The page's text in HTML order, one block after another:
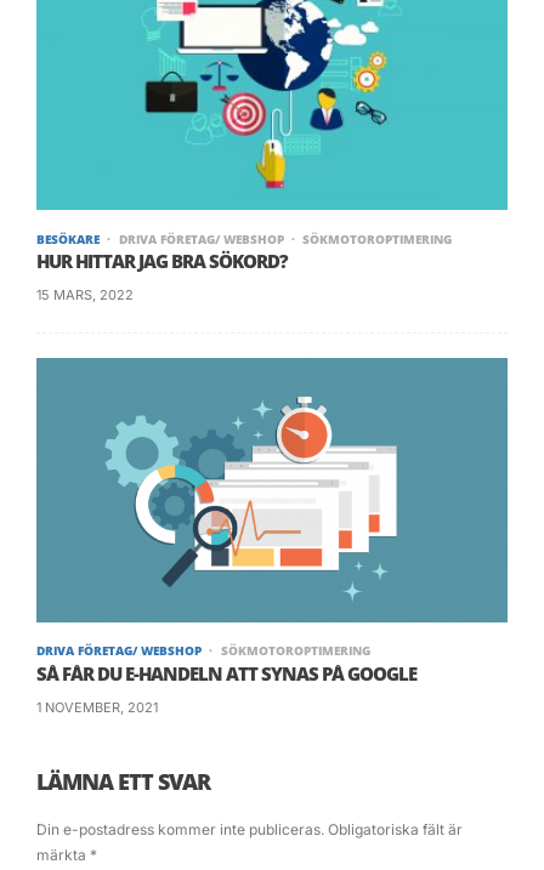
BESÖKARE DRIVA FÖRETAG/ WEBSHOP SÖKMOTOROPTIMERING
HUR HITTAR JAG BRA SÖKORD?
15 MARS, 2022
DRIVA FÖRETAG/ WEBSHOP SÖKMOTOROPTIMERING
SÅ FÅR DU E-HANDELN ATT SYNAS PÅ GOOGLE
1 NOVEMBER, 2021
LÄMNA ETT SVAR
Din e-postadress kommer inte publiceras. Obligatoriska fält är
märkta *